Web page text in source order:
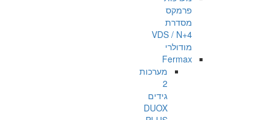
פרמקס
מסדרת
VDS / N+4
מודולרי
Fermax
מערכות
2
גידים
DUOX